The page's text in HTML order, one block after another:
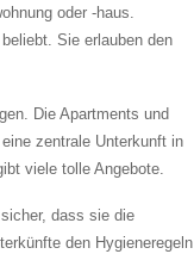
oder -haus.
Sie erlauben den
Die Apartments und
zentrale Unterkunft in
viele tolle Angebote.
dass sie die
den Hygieneregeln